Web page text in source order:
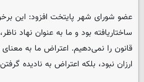
عضو شورای شهر پایتخت افزود: این
ساختاریافته بود و ما به عنوان نهاد
قانون را نمی‌دهیم. اعتراض ما به
ارزان نبود، بلکه اعتراض به نادیده